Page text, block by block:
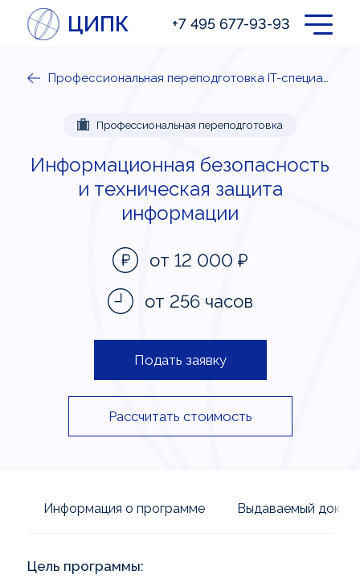
ЦИПК +7 495 677-93-93
Профессиональная переподготовка IT-специалистов
Профессиональная переподготовка
Информационная безопасность
и техническая защита
информации
от 12 000 ₽
от 256 часов
Подать заявку
Рассчитать стоимость
Информация о программе Выдаваемый
Цель программы